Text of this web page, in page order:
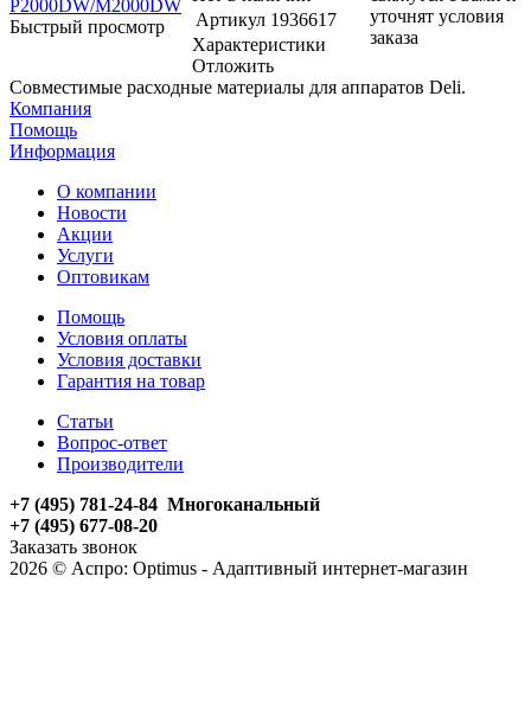
Быстрый просмотр
Артикул 1936617
Характеристики
Отложить
уточнят условия
заказа
Совместимые расходные материалы для аппаратов Deli.
Компания
Помощь
Информация
О компании
Новости
Акции
Услуги
Оптовикам
Помощь
Условия оплаты
Условия доставки
Гарантия на товар
Статьи
Вопрос-ответ
Производители
+7 (495) 781-24-84 Многоканальный
+7 (495) 677-08-20
Заказать звонок
2026 © Аспро: Optimus - Адаптивный интернет-магазин